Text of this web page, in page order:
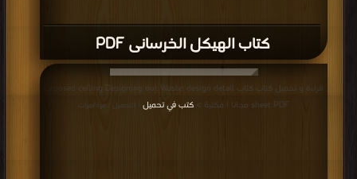
كتاب الهيكل الخرسانى PDF
قراءة و تحميل كتاب كتاب Exposed ceiling Designing out Waste: design detail
sheet PDF مجانا | مكتبة >
كتب في تحميل | التحميل : مرة/مرات